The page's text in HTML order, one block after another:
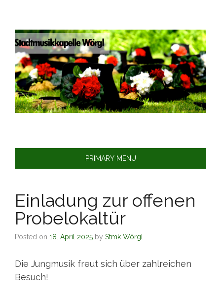
content
PRIMARY MENU
Einladung zur offenen
Probelokaltür
Posted on 18. April 2025 by Stmk Wörgl
Die Jungmusik freut sich über zahlreichen
Besuch!